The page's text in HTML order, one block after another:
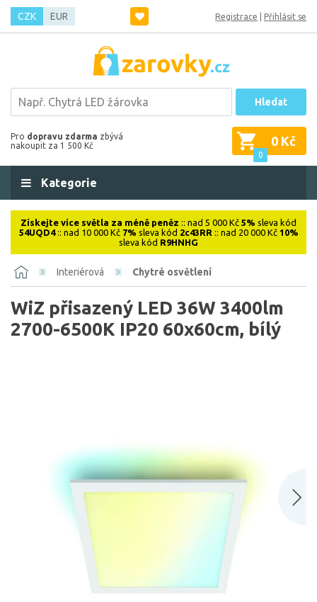
CZK EUR Registrace Přihlásit se
Hledat
Pro dopravu zdarma zbývá
nakoupit za 1 500 Kč
0
0 Kč
Kategorie
Získejte více světla za méně peněz :: nad 5 000 Kč 5% sleva kód
54UQD4:: nad 10 000 Kč 7% sleva kód 2c43RR :: nad 20 000 Kč 10%
sleva kód R9HNHG
Interiérová Chytré osvětlení
WiZ přisazený LED 36W 3400lm
2700-6500K IP20 60x60cm, bílý